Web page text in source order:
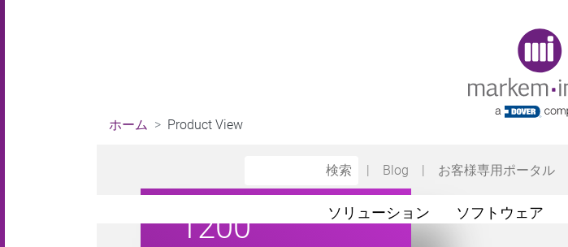
| Blog | お客様専用ポータル
ソリューション ソフトウェア
ホーム Product View
1200